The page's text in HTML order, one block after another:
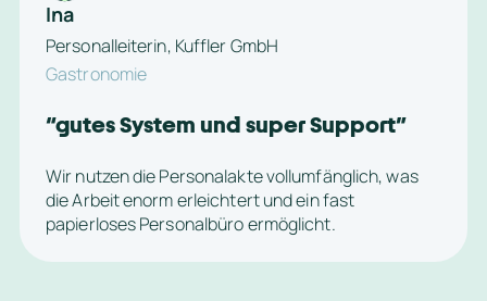
Ina
Personalleiterin, Kuffler GmbH
Gastronomie
“gutes System und super Support”
Wir nutzen die Personalakte vollumfänglich, was
die Arbeit enorm erleichtert und ein fast
papierloses Personalbüro ermöglicht.